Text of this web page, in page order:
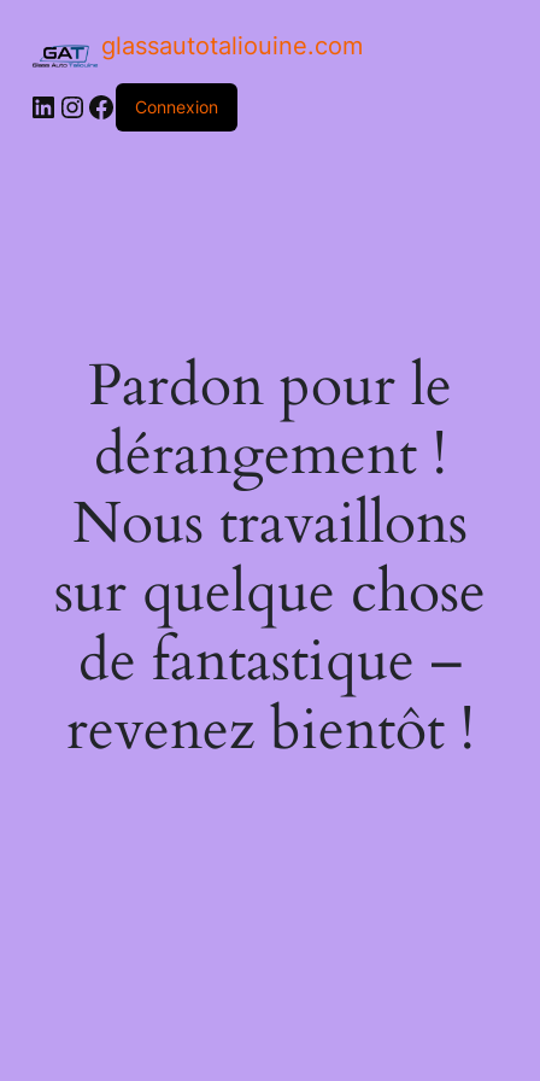
glassautotaliouine.com
Connexion
Pardon pour le
dérangement !
Nous travaillons
sur quelque chose
de fantastique –
revenez bientôt !